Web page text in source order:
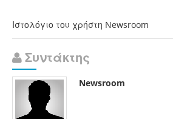
Ιστολόγιο του χρήστη Newsroom
Συντάκτης
Newsroom